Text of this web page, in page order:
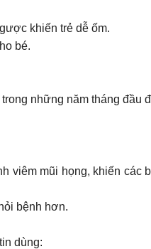
khiến trẻ dễ ốm.
bé.
những năm tháng đầu
viêm mũi họng, khiến các
bệnh hơn.
dùng: